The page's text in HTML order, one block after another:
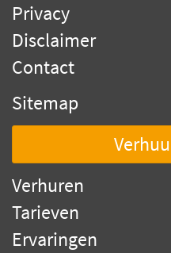
Privacy
Disclaimer
Contact
Sitemap
Verhuren
Tarieven
Ervaringen